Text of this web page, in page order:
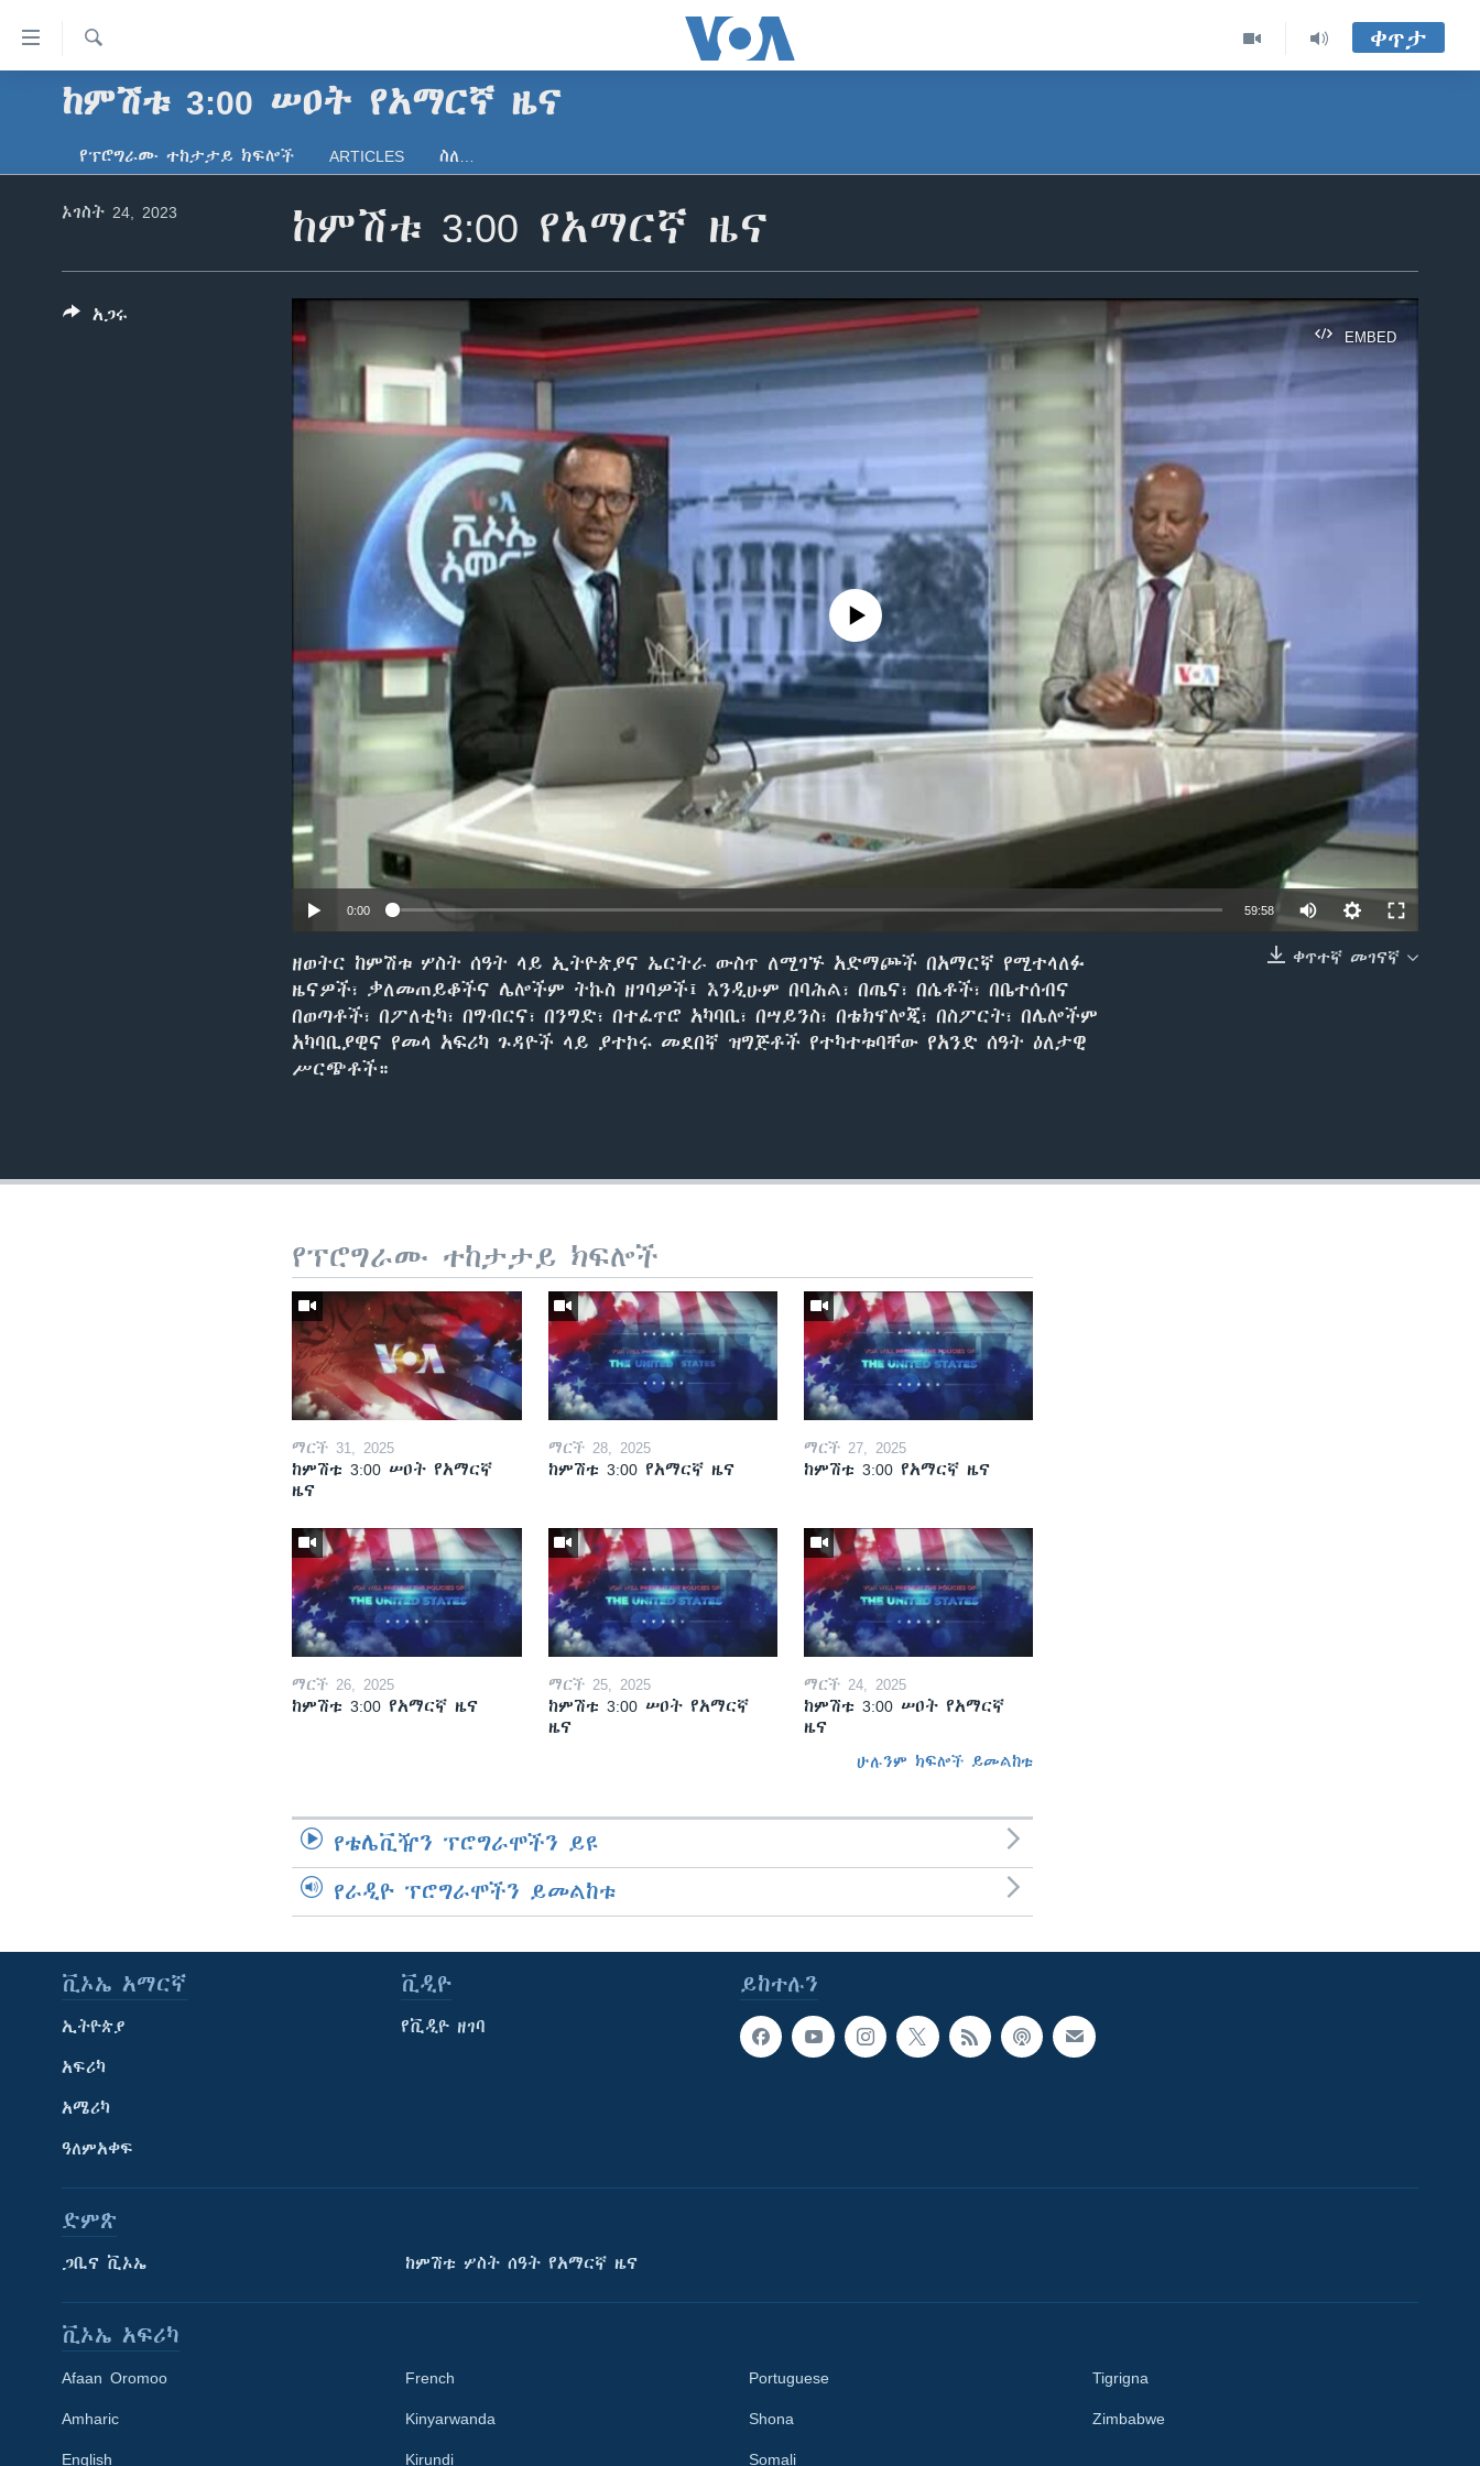
የመሥሪያ
ማገናኛዎች
ይዘትአፍሪካ
ዓለምአቀፍ
ጋቢና ቪኦኤ
ከምሽቱ ሦስት ሰዓት የአማርኛ ዜና
የፎቶ መድብሎች
ፈልግ
ቀጥታ
ከምሽቱ 3:00 ሠዐት የአማርኛ ዜና
የፕሮግራሙ ተከታታይ ክፍሎች ARTICLES ስለ…
ከምሽቱ 3:00 የአማርኛ ዜና
ኦገስት 24, 2023
EMBED
EMBED
No media source currently available
0:00 59:58
ቀጥተኛ መገናኛ
ዘወትር ከምሽቱ ሦስት ሰዓት ላይ ኢትዮጵያና ኤርትራ ውስጥ ለሚገኙ አድማጮች በአማርኛ የሚተላለፉ
ዜናዎች፣ ቃለመጠይቆችና ሌሎችም ትኩስ ዘገባዎች፤ እንዲሁም በባሕል፣ በጤና፣ በሴቶች፣ በቤተሰብና
በወጣቶች፣ በፖለቲካ፣ በግብርና፣ በንግድ፣ በተፈጥሮ አካባቢ፣ በሣይንስ፣ በቴክኖሎጂ፣ በስፖርት፣ በሌሎችም
አካባቢያዊና የመላ አፍሪካ ጉዳዮች ላይ ያተኮሩ መደበኛ ዝግጅቶች የተካተቱባቸው የአንድ ሰዓት ዕለታዊ
ሥርጭቶች።
አጋሩ
የፕሮግራሙ ተከታታይ ክፍሎች
ማርች 31, 2025
ከምሽቱ 3:00 ሠዐት የአማርኛ
ዜና
ማርች 28, 2025
ከምሽቱ 3:00 የአማርኛ ዜና
ማርች 27, 2025
ከምሽቱ 3:00 የአማርኛ ዜና
ማርች 26, 2025
ከምሽቱ 3:00 የአማርኛ ዜና
ማርች 25, 2025
ከምሽቱ 3:00 ሠዐት የአማርኛ
ዜና
ማርች 24, 2025
ከምሽቱ 3:00 ሠዐት የአማርኛ
ዜና
ሁሉንም ክፍሎች ይመልከቱ
የቴሌቪዥን ፕሮግራሞችን ይዩ
የራዲዮ ፕሮግራሞችን ይመልከቱ
ይከተሉን
ቪኦኤ አማርኛ
ኢትዮጵያ
አፍሪካ
አሜሪካ
ዓለምአቀፍ
ቪዲዮ
የቪዲዮ ዘገባ
ድምጽ
ጋቢና ቪኦኤ ከምሽቱ ሦስት ሰዓት የአማርኛ ዜና
ቪኦኤ አፍሪካ
Afaan Oromoo
Amharic
English
French
Kinyarwanda
Kirundi
Portuguese
Shona
Somali
Tigrigna
Zimbabwe